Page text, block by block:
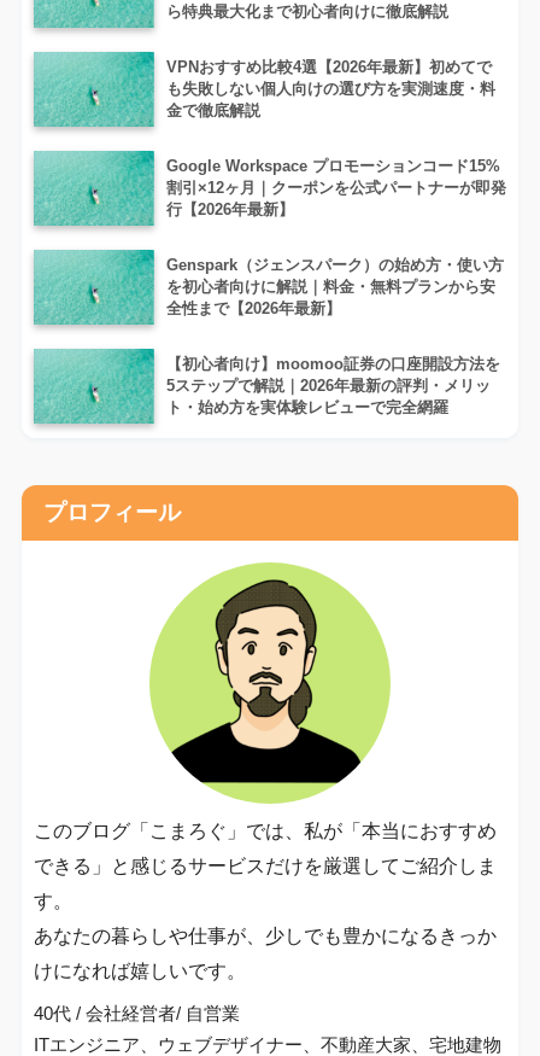
ら特典最大化まで初心者向けに徹底解説
VPNおすすめ比較4選【2026年最新】初めてで
も失敗しない個人向けの選び方を実測速度・料
金で徹底解説
Google Workspace プロモーションコード15%
割引×12ヶ月｜クーポンを公式パートナーが即発
行【2026年最新】
Genspark（ジェンスパーク）の始め方・使い方
を初心者向けに解説｜料金・無料プランから安
全性まで【2026年最新】
【初心者向け】moomoo証券の口座開設方法を
5ステップで解説｜2026年最新の評判・メリッ
ト・始め方を実体験レビューで完全網羅
プロフィール
このブログ「こまろぐ」では、私が「本当におすすめ
できる」と感じるサービスだけを厳選してご紹介しま
す。
あなたの暮らしや仕事が、少しでも豊かになるきっか
けになれば嬉しいです。
40代 / 会社経営者/ 自営業
ITエンジニア、ウェブデザイナー、不動産大家、宅地建物